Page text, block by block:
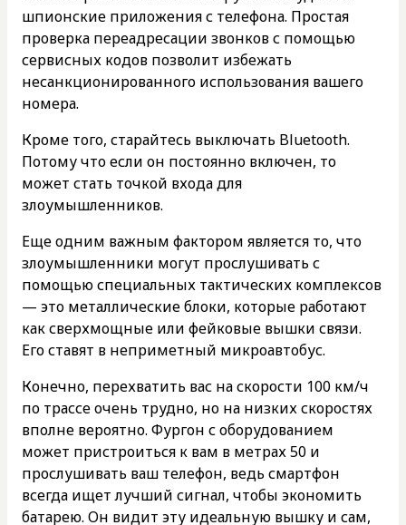
шпионские приложения с телефона. Простая
проверка переадресации звонков с помощью
сервисных кодов позволит избежать
несанкционированного использования вашего
номера.
Кроме того, старайтесь выключать Bluetooth.
Потому что если он постоянно включен, то
может стать точкой входа для
злоумышленников.
Еще одним важным фактором является то, что
злоумышленники могут прослушивать с
помощью специальных тактических комплексов
— это металлические блоки, которые работают
как сверхмощные или фейковые вышки связи.
Его ставят в неприметный микроавтобус.
Конечно, перехватить вас на скорости 100 км/ч
по трассе очень трудно, но на низких скоростях
вполне вероятно. Фургон с оборудованием
может пристроиться к вам в метрах 50 и
прослушивать ваш телефон, ведь смартфон
всегда ищет лучший сигнал, чтобы экономить
батарею. Он видит эту идеальную вышку и сам,